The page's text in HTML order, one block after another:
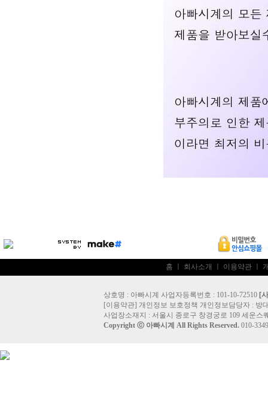
홈 회사소개 이용약관
상호명 : 아빠시계 사업자등록번호 : 101-10-72510 [
[이용약관] 개인정보 보호정책 개인정보담당자 : 방
사업장소재지 : 서울시 종로구 창경궁로 109 세운스
Copyright ⓒ 아빠시계 All Rights Reserved. 010-